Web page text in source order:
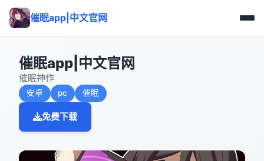
催眠app|中文官网
催眠app|中文官网
催眠神作
安卓 pc 催眠
免费下载